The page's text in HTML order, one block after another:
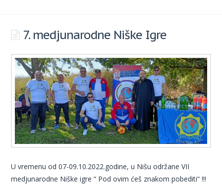
7. medjunarodne Niške Igre
U vremenu od 07-09.10.2022.godine, u Nišu održane VII
medjunarodne Niške igre “ Pod ovim ćeš znakom pobediti“ !!!